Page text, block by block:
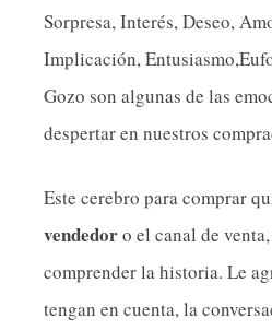
Sorpresa, Interés, Deseo,
Implicación,
Gozo son algunas de las
despertar en nuestros
Este cerebro para comprar
vendedoro el canal de
comprender la historia. Le
tengan en cuenta, la